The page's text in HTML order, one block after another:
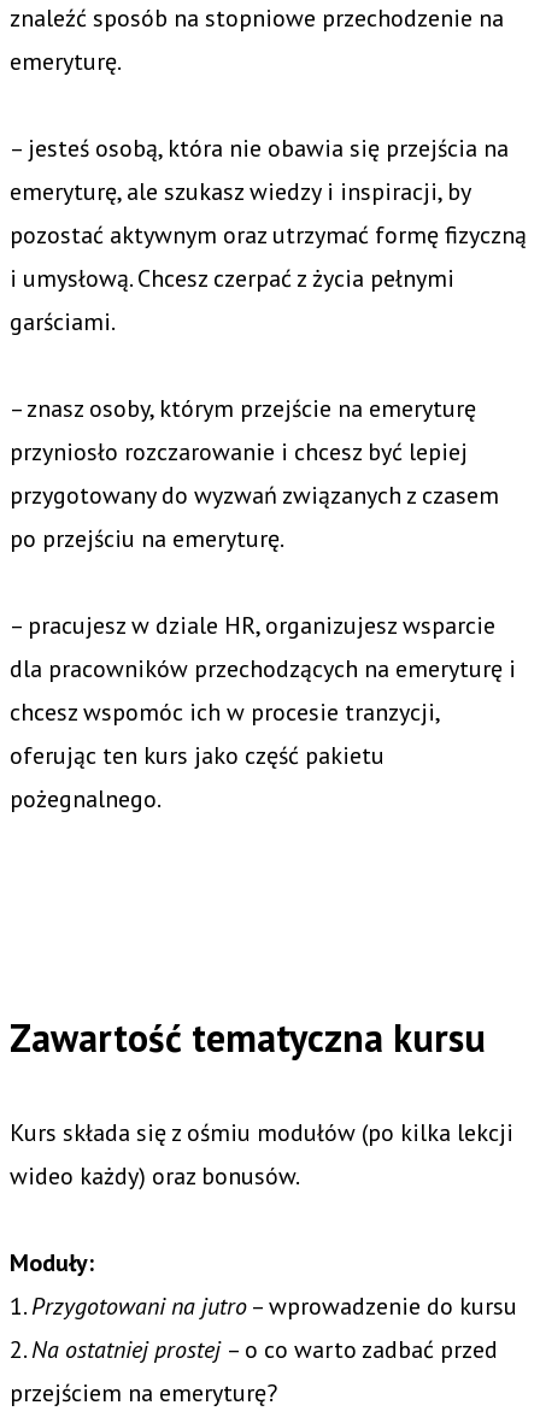
znaleźć sposób na stopniowe przechodzenie na
emeryturę.
– jesteś osobą, która nie obawia się przejścia na
emeryturę, ale szukasz wiedzy i inspiracji, by
pozostać aktywnym oraz utrzymać formę fizyczną
i umysłową. Chcesz czerpać z życia pełnymi
garściami.
– znasz osoby, którym przejście na emeryturę
przyniosło rozczarowanie i chcesz być lepiej
przygotowany do wyzwań związanych z czasem
po przejściu na emeryturę.
– pracujesz w dziale HR, organizujesz wsparcie
dla pracowników przechodzących na emeryturę i
chcesz wspomóc ich w procesie tranzycji,
oferując ten kurs jako część pakietu
pożegnalnego.
Zawartość tematyczna kursu
Kurs składa się z ośmiu modułów (po kilka lekcji
wideo każdy) oraz bonusów.
Moduły:
1.Przygotowani na jutro– wprowadzenie do kursu
2.Na ostatniej prostej – o co warto zadbać przed
przejściem na emeryturę?